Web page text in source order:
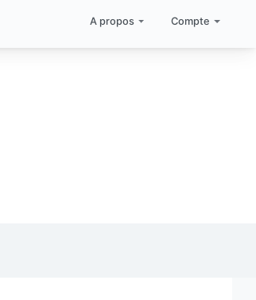
A propos Compte